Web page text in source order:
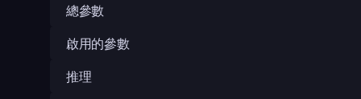
總參數
啟用的參數
推理